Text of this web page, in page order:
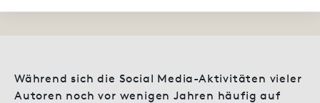
Während sich die Social Media-Aktivitäten vieler
Autoren noch vor wenigen Jahren häufig auf